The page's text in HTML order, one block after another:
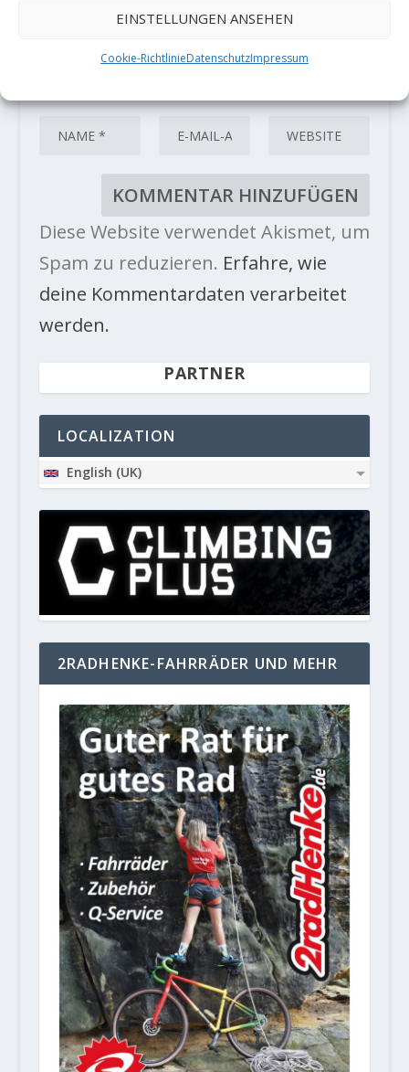
EINSTELLUNGEN ANSEHEN
Cookie-RichtlinieDatenschutzImpressum
Diese Website verwendet Akismet, um
Spam zu reduzieren. Erfahre, wie
deine Kommentardaten verarbeitet
werden.
PARTNER
LOCALIZATION
English (UK)
2RADHENKE-FAHRRÄDER UND MEHR